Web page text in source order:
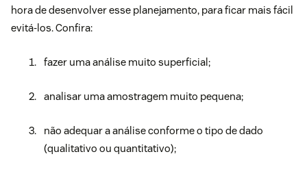
hora de desenvolver esse planejamento, para ficar mais fácil
evitá-los. Confira:
fazer uma análise muito superficial;
analisar uma amostragem muito pequena;
não adequar a análise conforme o tipo de dado
(qualitativo ou quantitativo);